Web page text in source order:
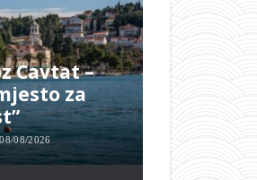
Cavtat –
za
08/08/2026